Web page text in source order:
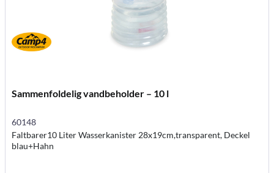
Sammenfoldelig vandbeholder – 10 l
60148
Faltbarer10 Liter Wasserkanister 28x19cm,transparent, Deckel
blau+Hahn